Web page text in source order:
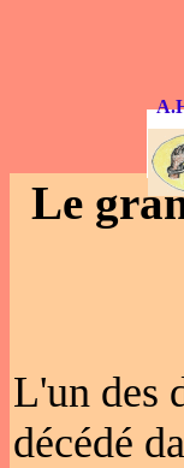
Le
L'un des
décédé